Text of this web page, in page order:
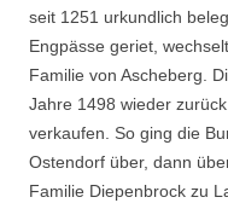
seit 1251 urkundlich
Engpässe geriet,
Familie von Ascheberg.
Jahre 1498 wieder
verkaufen. So ging die
Ostendorf über, dann
Familie Diepenbrock zu